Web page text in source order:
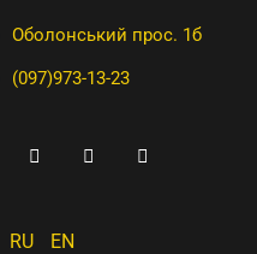
Оболонський прос. 1б
(097)973-13-23
RU EN